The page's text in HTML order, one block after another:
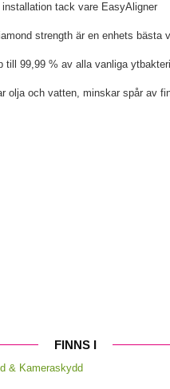
tack vare EasyAligner
strength är en enhets bästa
till 99,99 % av alla vanliga
olja och vatten, minskar spår av
FINNS I
& Kameraskydd